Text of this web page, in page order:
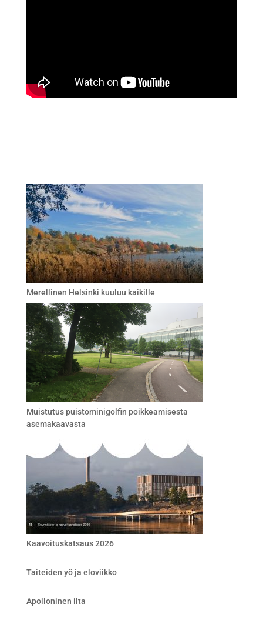
Merellinen Helsinki kuuluu kaikille
Muistutus puistominigolfin poikkeamisesta
asemakaavasta
Kaavoituskatsaus 2026
Taiteiden yö ja eloviikko
Apolloninen ilta